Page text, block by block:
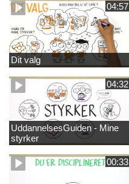
04:57
Dit valg
04:32
UddannelsesGuiden - Mine
styrker
00:33